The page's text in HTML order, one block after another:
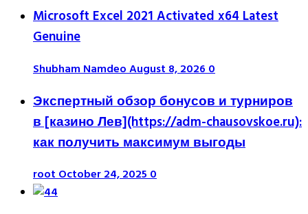
Microsoft Excel 2021 Activated x64 Latest
Genuine
Shubham NamdeoAugust 8, 20260
Экспертный обзор бонусов и турниров
в [казино Лев](https://adm-chausovskoe.ru):
как получить максимум выгоды
rootOctober 24, 20250